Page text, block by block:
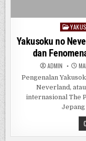
Posted
Yakusoku no
dan
ADMIN
Pengenalan
Neverland,
internasional The